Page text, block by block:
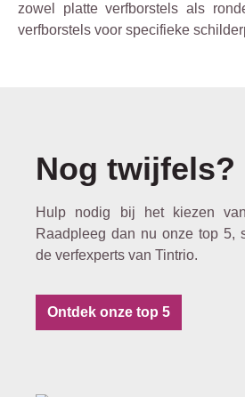
zowel platte verfborstels als
verfborstels voor specifieke
Nog twijfels?
Hulp nodig bij het kiezen
Raadpleeg dan nu onze top 5,
de verfexperts van Tintrio.
Ontdek onze top 5